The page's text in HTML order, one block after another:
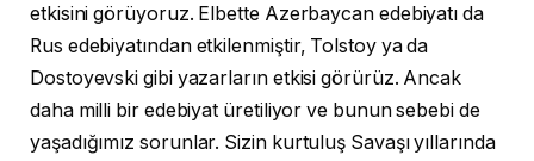
etkisini görüyoruz. Elbette Azerbaycan edebiyatı da
Rus edebiyatından etkilenmiştir, Tolstoy ya da
Dostoyevski gibi yazarların etkisi görürüz. Ancak
daha milli bir edebiyat üretiliyor ve bunun sebebi de
yaşadığımız sorunlar. Sizin kurtuluş Savaşı yıllarında